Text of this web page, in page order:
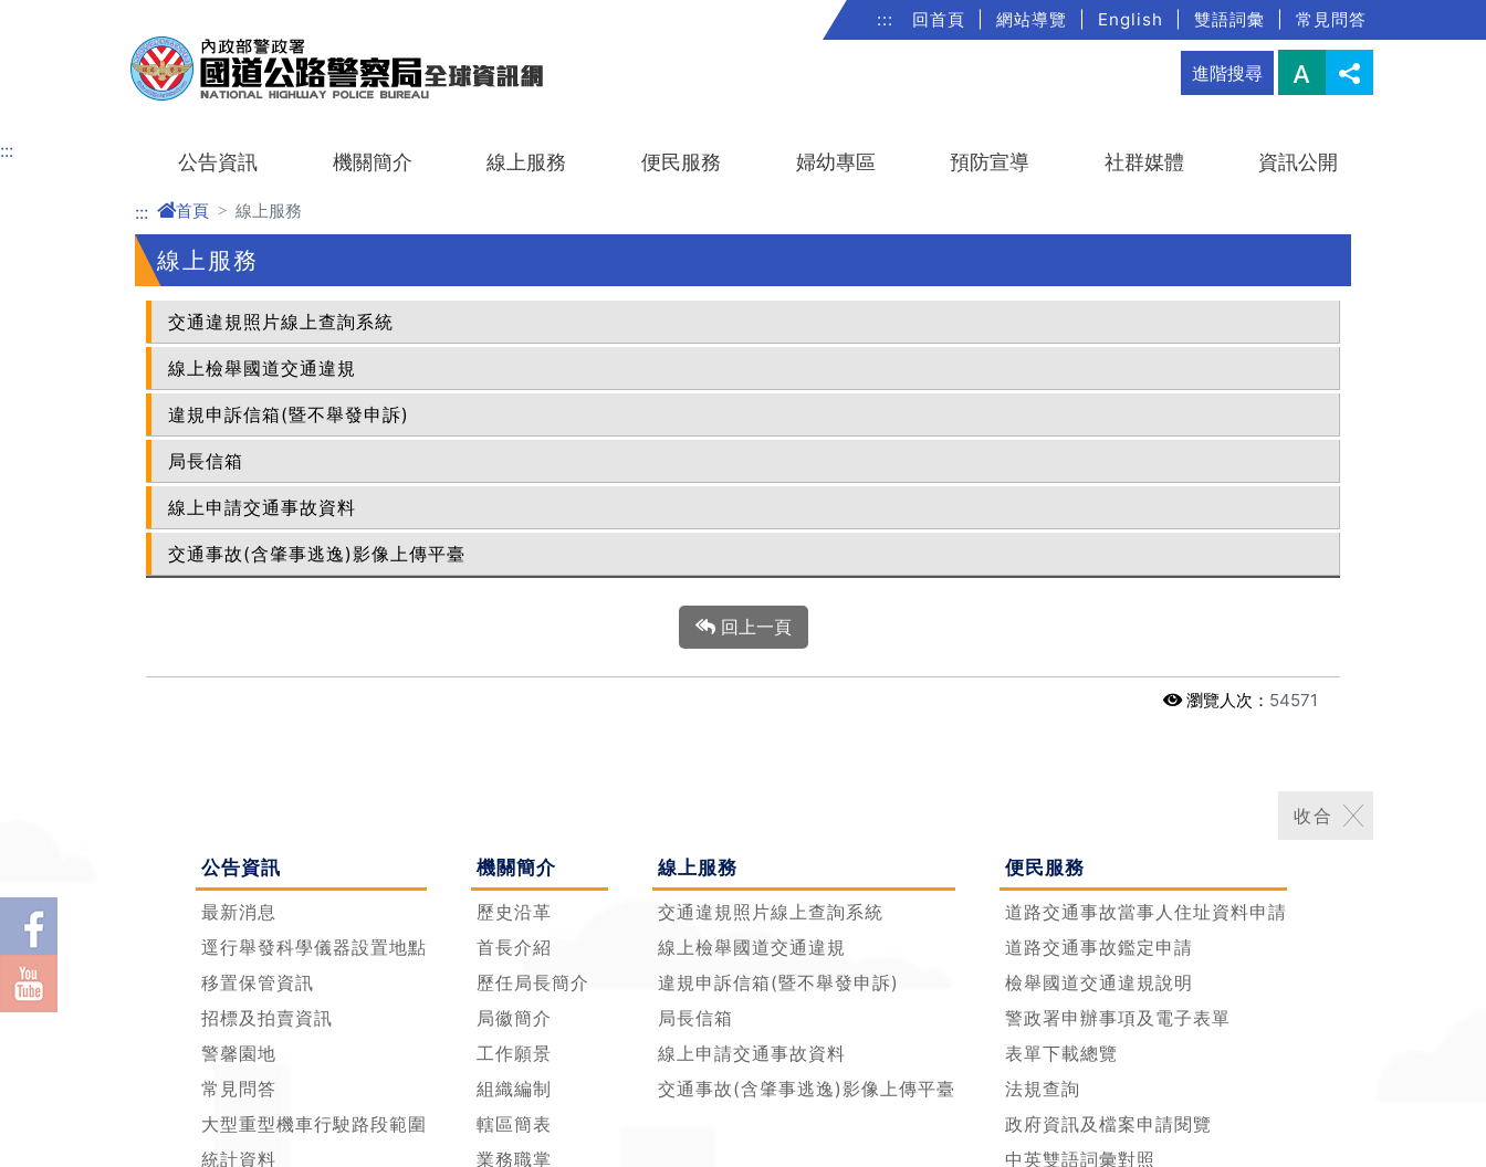
::: 回首頁 網站導覽 English 雙語詞彙 常見問答
進階搜尋
::: 公告資訊 機關簡介 線上服務 便民服務 婦幼專區 預防宣導 社群媒體 資訊公開
::: 首頁 線上服務
線上服務
交通違規照片線上查詢系統
線上檢舉國道交通違規
違規申訴信箱(暨不舉發申訴)
局長信箱
線上申請交通事故資料
交通事故(含肇事逃逸)影像上傳平臺
回上一頁
瀏覽人次： 54571
公告資訊
最新消息
逕行舉發科學儀器設置地點
移置保管資訊
招標及拍賣資訊
警馨園地
常見問答
大型重型機車行駛路段範圍
統計資料
機關簡介
歷史沿革
首長介紹
歷任局長簡介
局徽簡介
工作願景
組織編制
轄區簡表
業務職掌
線上服務
交通違規照片線上查詢系統
線上檢舉國道交通違規
違規申訴信箱(暨不舉發申訴)
局長信箱
線上申請交通事故資料
交通事故(含肇事逃逸)影像上傳平臺
便民服務
道路交通事故當事人住址資料申請
道路交通事故鑑定申請
檢舉國道交通違規說明
警政署申辦事項及電子表單
表單下載總覽
法規查詢
政府資訊及檔案申請閱覽
中英雙語詞彙對照